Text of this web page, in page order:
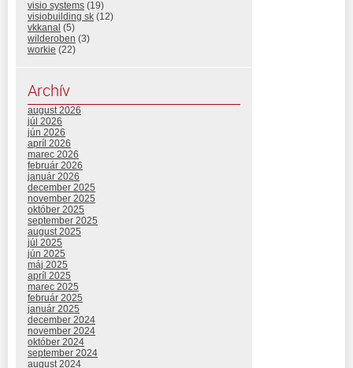
visio systems (19)
visiobuilding sk (12)
vkkanal (5)
wilderoben (3)
workie (22)
Archív
august 2026
júl 2026
jún 2026
apríl 2026
marec 2026
február 2026
január 2026
december 2025
november 2025
október 2025
september 2025
august 2025
júl 2025
jún 2025
máj 2025
apríl 2025
marec 2025
február 2025
január 2025
december 2024
november 2024
október 2024
september 2024
august 2024